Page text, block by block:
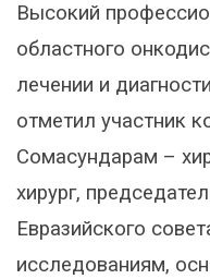
Высокий
областного
лечении и
отметил участник
Сомасундарам –
хирург,
Евразийского
исследованиям,